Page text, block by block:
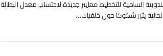
السامية للتخطيط معايير جديدة لاحتساب معدل البطالة
يثير شكوكا حول خلفيات…